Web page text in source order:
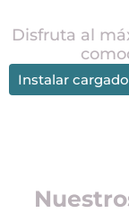
Disfruta al
Instalar